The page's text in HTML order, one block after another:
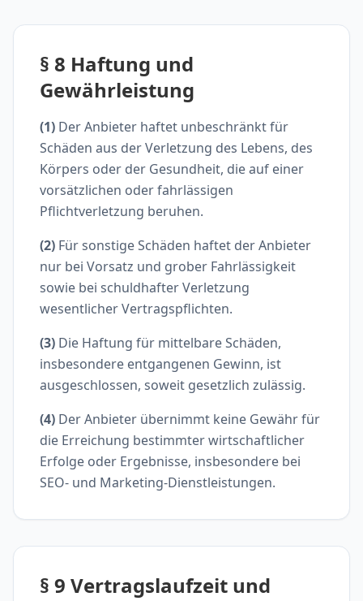
§ 8 Haftung und
Gewährleistung
(1) Der Anbieter haftet unbeschränkt für
Schäden aus der Verletzung des Lebens, des
Körpers oder der Gesundheit, die auf einer
vorsätzlichen oder fahrlässigen
Pflichtverletzung beruhen.
(2) Für sonstige Schäden haftet der Anbieter
nur bei Vorsatz und grober Fahrlässigkeit
sowie bei schuldhafter Verletzung
wesentlicher Vertragspflichten.
(3) Die Haftung für mittelbare Schäden,
insbesondere entgangenen Gewinn, ist
ausgeschlossen, soweit gesetzlich zulässig.
(4) Der Anbieter übernimmt keine Gewähr für
die Erreichung bestimmter wirtschaftlicher
Erfolge oder Ergebnisse, insbesondere bei
SEO- und Marketing-Dienstleistungen.
§ 9 Vertragslaufzeit und